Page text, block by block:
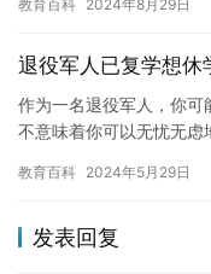
常困…
教育百科 2024年8月29日
退役军人已复学想休
作为一名退役军人，你
不意味着你可以无忧无
了，但…
教育百科 2024年5月29日
发表回复